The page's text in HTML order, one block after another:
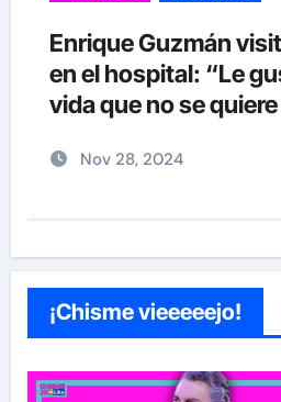
Luis Enrique
sobre situación de
declara: “Está en
Nov 28, 2024
¡Chisme vieeeeejo!